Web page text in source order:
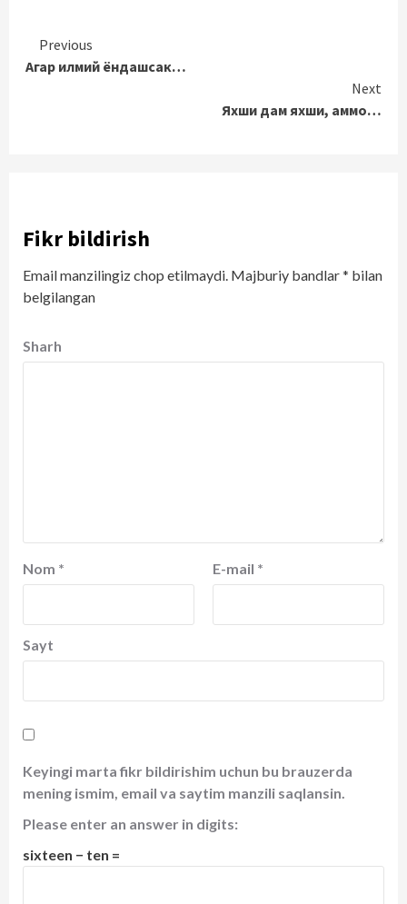
Continue
Reading
Previous
Агар илмий ёндашсак…
Next
Яхши дам яхши, аммо…
Fikr bildirish
Email manzilingiz chop etilmaydi. Majburiy bandlar* bilan
belgilangan
Sharh
Nom * E-mail *
Sayt
Keyingi marta fikr bildirishim uchun bu brauzerda
mening ismim, email va saytim manzili saqlansin.
Please enter an answer in digits:
sixteen − ten =